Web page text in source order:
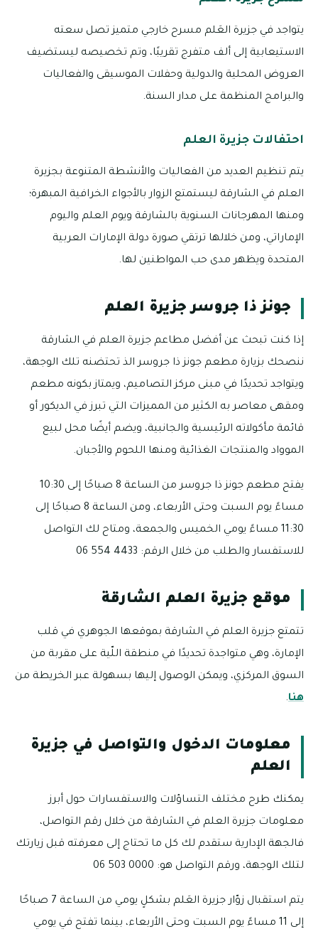
يتواجد في جزيرة العَلم مسرح خارجي متميز تصل سعته
الاستيعابية إلى ألف متفرج تقريبًا، وتم تخصيصه ليستضيف
العروض المحلية والدولية وحفلات الموسيقى والفعاليات
والبرامج المنظمة على مدار السنة.
احتفالات جزيرة العلم
يتم تنظيم العديد من الفعاليات والأنشطة المتنوعة بجزيرة
العلم في الشارقة ليستمتع الزوار بالأجواء الخرافية المبهرة؛
ومنها المهرجانات السنوية بالشارقة ويوم العلم واليوم
الإماراتي، ومن خلالها ترتقي صورة دولة الإمارات العربية
المتحدة ويظهر مدى حب المواطنين لها.
جونز ذا جروسر جزيرة العلم
إذا كنت تبحث عن أفضل مطاعم جزيرة العلم في الشارقة
ننصحك بزيارة مطعم جونز ذا جروسر الذ تحتضنه تلك الوجهة،
ويتواجد تحديدًا في مبنى مركز التصاميم، ويمتاز بكونه مطعم
ومقهى معاصر به الكثير من المميزات التي تبرز في الديكور أو
قائمة مأكولاته الرئيسية والجانبية، ويضم أيضًا محل لبيع
الموواد والمنتجات الغذائية ومنها اللحوم والأجبان.
يفتح مطعم جونز ذا جروسر من الساعة 8 صباحًا إلى 10:30
مساءً يوم السبت وحتى الأربعاء، ومن الساعة 8 صباحًا إلى
11:30 مساءً يومي الخميس والجمعة، ومتاح لك التواصل
للاستفسار والطلب من خلال الرقم: 4433 554 06
موقع جزيرة العلم الشارقة
تتمتع جزيرة العلم في الشارقة بموقعها الجوهري في قلب
الإمارة، وهي متواجدة تحديدًا في منطقة اللّية على مقربة من
السوق المركزي، ويمكن الوصول إليها بسهولة عبر الخريطة من
هنا.
معلومات الدخول والتواصل في جزيرة
العلم
يمكنك طرح مختلف التساؤلات والاستفسارات حول أبرز
معلومات جزيرة العلم في الشارقة من خلال رقم التواصل،
فالجهة الإدارية ستقدم لك كل ما تحتاج إلى معرفته قبل زيارتك
لتلك الوجهة، ورقم التواصل هو: 0000 503 06
يتم استقبال زوّار جزيرة العَلم بشكلٍ يومي من الساعة 7 صباحًا
إلى 11 مساءً يوم السبت وحتى الأربعاء، بينما تفتح في يومي